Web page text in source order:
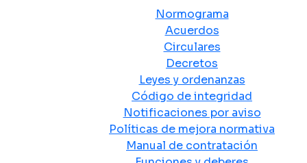
Normograma
Acuerdos
Circulares
Decretos
Leyes y ordenanzas
Código de integridad
Notificaciones por aviso
Políticas de mejora normativa
Manual de contratación